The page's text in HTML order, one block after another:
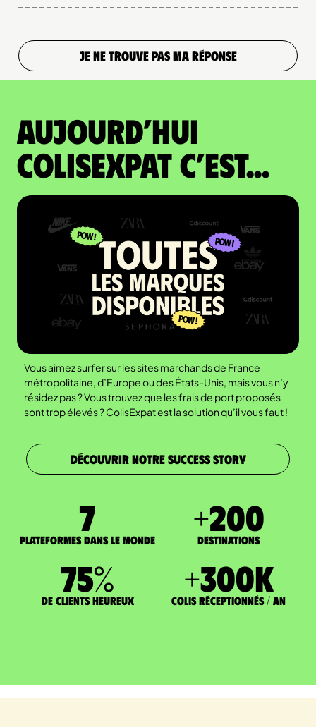
JE NE TROUVE PAS MA RÉPONSE
Aujourd’hui
colisexpat c’est...
Vous aimez surfer sur les sites marchands de France
métropolitaine, d’Europe ou des États-Unis, mais vous n’y
résidez pas ? Vous trouvez que les frais de port proposés
sont trop élevés ? ColisExpat est la solution qu’il vous faut !
DÉCOUVRIR NOTRE SUCCESS STORY
7
Plateformes dans le monde
+200
DESTINATIONS
75%
de clients heureux
+300K
Colis réceptionnés / an